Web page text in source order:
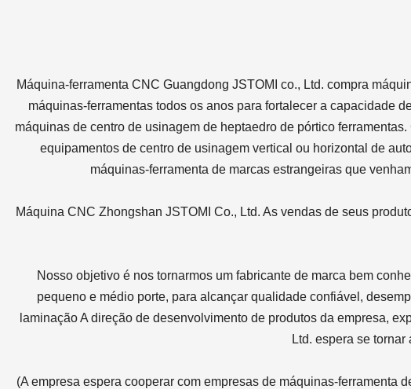
Máquina-ferramenta CNC Guangdong JSTOMI co., Ltd. compra
máquinas-ferramentas todos os anos para fortalecer a capacidade
máquinas de centro de usinagem de heptaedro de pórtico
equipamentos de centro de usinagem vertical ou horizontal de
máquinas-ferramenta de marcas estrangeiras que
Máquina CNC Zhongshan JSTOMI Co., Ltd. As vendas de seus
Nosso objetivo é nos tornarmos um fabricante de marca bem
pequeno e médio porte, para alcançar qualidade confiável,
laminação A direção de desenvolvimento de produtos da empresa,
Ltd. espera se
(A empresa espera cooperar com empresas de máquinas-ferramenta